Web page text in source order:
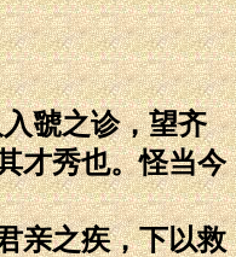
虢之诊，望齐
才秀也。怪当今
亲之疾，下以救